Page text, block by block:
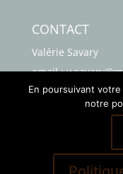
CONTACT
Valérie Savary
email :
Téléphone : 06 63
En poursuivant
notre